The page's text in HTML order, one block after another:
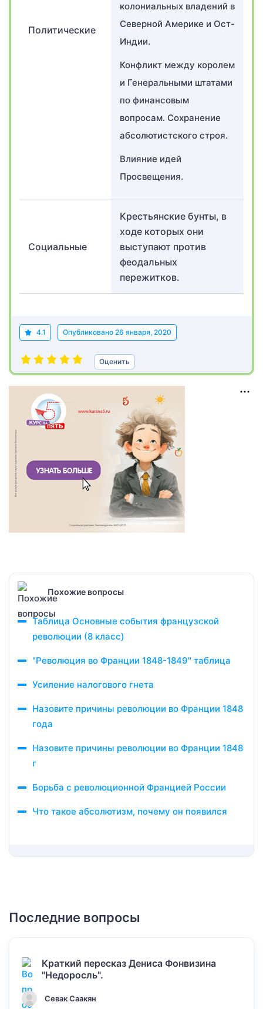
Политические
колониальных владений в
Северной Америке и Ост-
Индии.
Конфликт между королем
и Генеральными штатами
по финансовым
вопросам. Сохранение
абсолютистского строя.
Влияние идей
Просвещения.
Социальные
Крестьянские бунты, в
ходе которых они
выступают против
феодальных
пережитков.
4.1 Опубликовано 26 января, 2020
Оценить
Похожие вопросы
Таблица Основные события французской
революции (8 класс)
"Революция во Франции 1848-1849" таблица
Усиление налогового гнета
Назовите причины революции во Франции 1848
года
Назовите причины революции во Франции 1848
г
Борьба с революционной Францией России
Что такое абсолютизм, почему он появился
Последние вопросы
Краткий пересказ Дениса Фонвизина
"Недоросль".
Севак Саакян